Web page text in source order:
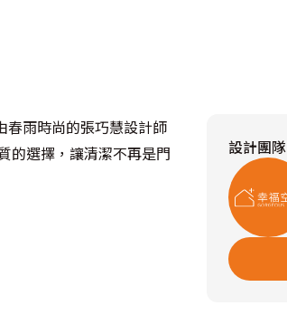
春雨時尚的張巧慧設計師
的選擇，讓清潔不再是門
設計團隊